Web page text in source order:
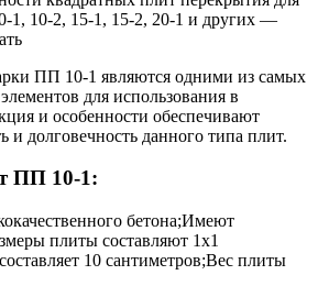
ПП 10-1 являются одними из самых
для использования в
и особенности обеспечивают
и долговечность данного типа плит.
ПП 10-1:
бетона;Имеют
плиты составляют 1х1
10 сантиметров;Вес плиты